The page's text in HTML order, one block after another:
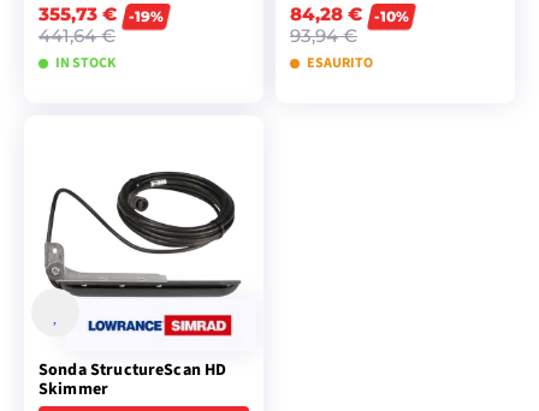
355,73 €
441,64 €
-19%
IN STOCK
CARRELLO
84,28 €
93,94 €
-10%
ESAURITO
Sonda StructureScan HD
Skimmer